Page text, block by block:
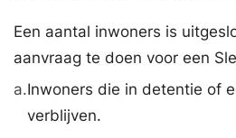
Een aantal inwoners is
aanvraag te doen voor een
a.Inwoners die in detentie of
verblijven.